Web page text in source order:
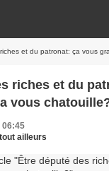
et du patronat: ça vous
riches et du
vous
06:45
ailleurs